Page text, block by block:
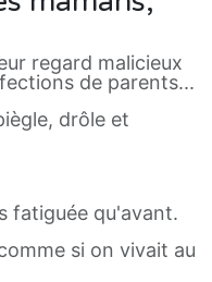
regard malicieux
de parents...
drôle et
fatiguée qu'avant.
si on vivait au